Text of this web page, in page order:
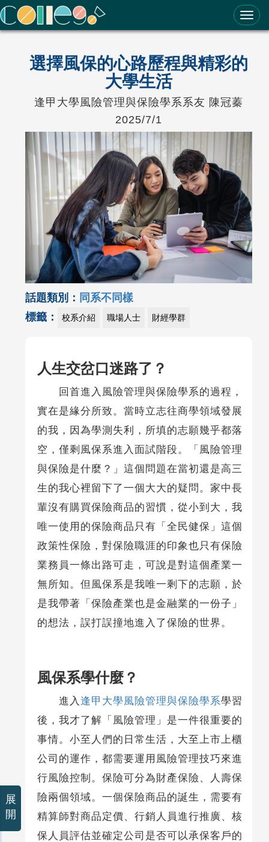
ColleGo! 大學選才與高中育才輔助系統
選擇風保的心路歷程與精彩的
大學生活
逢甲大學風險管理與保險學系系友 陳冠蓁
2025/7/1
話題類別： 同系不同樣
標籤：
校系介紹 職場人士 財經學群
人生交岔口迷路了？
回首進入風險管理與保險學系的過程，
實在是緣分所致。當時立志往商學領域發展
的我，因為學測失利，所填的志願幾乎都落
空，僅剩風保系進入面試階段。「風險管理
與保險是什麼？」這個問題在當初還是高三
生的我心裡留下了一個大大的疑問。家中長
輩沒有購買保險商品的習慣，從小到大，我
唯一使用的保險商品只有「全民健保」這個
政策性保險，對保險職涯的印象也只有保險
業務員一條出路可走，可說是對這個產業一
無所知。但風保系是我唯一剩下的志願，於
是我帶著「保險產業也是金融業的一份子」
的想法，誤打誤撞地進入了保險的世界。
風保系學什麼？
進入 逢甲大學風險管理與保險學系學習
後，我才了解「風險管理」是一件很重要的
事情。小至人們的日常生活，大至上市上櫃
公司的運作，都需要運用風險管理技巧來進
行風險控制。保險可分為財產保險、人壽保
險兩個領域。一個保險商品的誕生，需要有
精算師對商品定價、行銷人員進行推廣、核
保人員評估並確定公司是否可以承保客戶的
展
開